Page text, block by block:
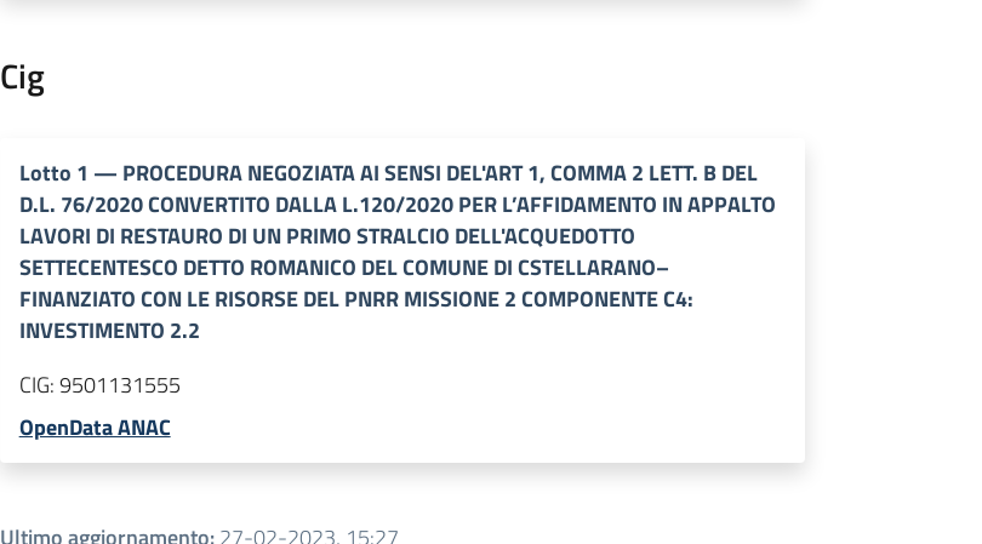
Cig
Lotto 1 — PROCEDURA NEGOZIATA AI SENSI DEL'ART 1, COMMA 2 LETT. B DEL
D.L. 76/2020 CONVERTITO DALLA L.120/2020 PER L’AFFIDAMENTO IN APPALTO
LAVORI DI RESTAURO DI UN PRIMO STRALCIO DELL'ACQUEDOTTO
SETTECENTESCO DETTO ROMANICO DEL COMUNE DI CSTELLARANO–
FINANZIATO CON LE RISORSE DEL PNRR MISSIONE 2 COMPONENTE C4:
INVESTIMENTO 2.2
CIG:9501131555
OpenData ANAC